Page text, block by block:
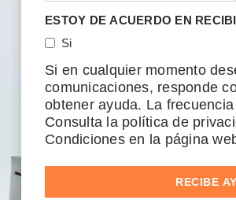
ESTOY DE ACUERDO EN
Si
Si en cualquier momento
comunicaciones, responde
obtener ayuda. La
Consulta la política de
Condiciones en la página